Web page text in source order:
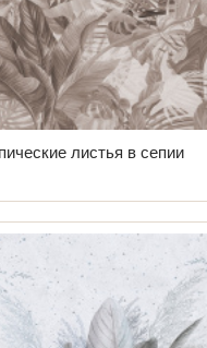
листья в сепии